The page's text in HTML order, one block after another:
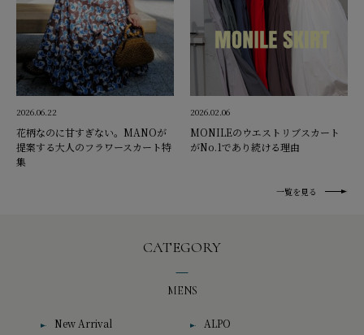
2026.06.22
花柄なのに甘すぎない。MANOが
提案する大人のフラワースカート特
集
2026.02.06
MONILEのウエストリブスカート
がNo.1であり続ける理由
一覧を見る
CATEGORY
MENS
New Arrival
ALPO